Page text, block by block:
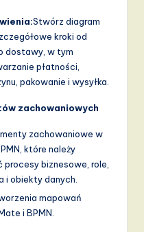
Stwórz diagram
kroki od
dostawy, w tym
płatności,
pakowanie i wysyłka.
zachowaniowych
zachowaniowe w
które należy
biznesowe, role,
i obiekty danych.
mapowań
i BPMN.